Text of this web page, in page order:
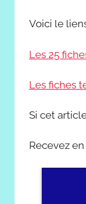
Voici le
Les 25
Les fiches
Si cet
Recevez